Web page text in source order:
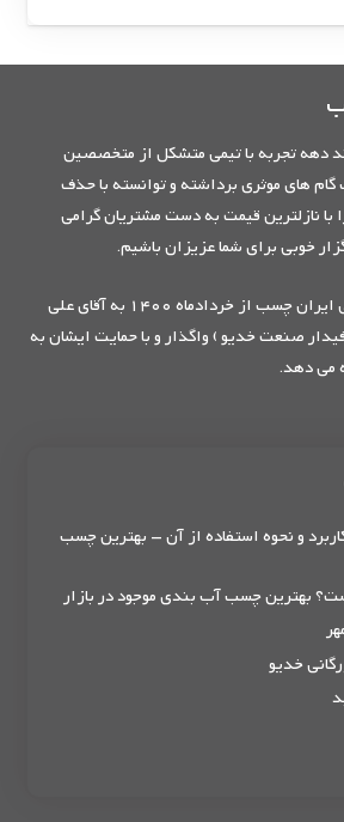
دهه تجربه با تیمی متشکل از متخصصین
های موثری برداشته و توانسته با حذف
با نازلترین قیمت به دست مشتریان گرامی
خوبی برای شما عزیزان باشیم.
مالکیت فروشگاه اینترنتی ایران چسب از خردادماه 1400 به آقای علی
صنعت خدیو ) واگذار و با حمایت ایشان به
می دهد.
و نحوه استفاده از آن – بهترین چسب
بهترین چسب آب بندی موجود در بازار